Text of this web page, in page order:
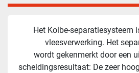
Het Kolbe-separatiesysteem
vleesverwerking. Het
wordt gekenmerkt door een
scheidingsresultaat: De zeer